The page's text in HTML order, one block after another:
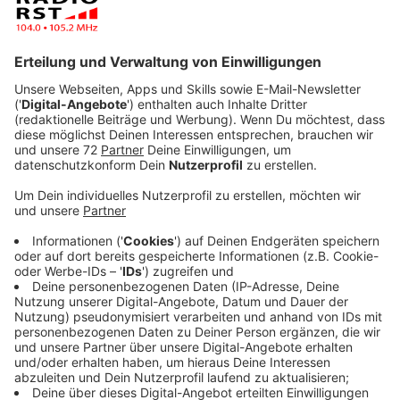
Veröffentlicht:
Anzeige
Macht mit auf unserer Facebook-Seite
Anzeige
Am 13. Mai küren sie die Gewinner-Pizza! Macht
Vorschläge. Die beiden werden dann testen und
gemeinsam entscheiden!
Anzeige
Anzeige